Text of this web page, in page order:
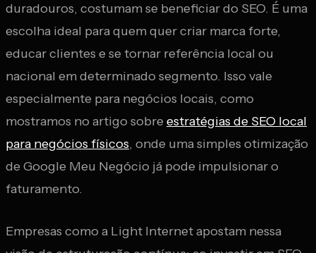
duradouros, costumam se beneficiar do SEO. É uma
escolha ideal para quem quer criar marca forte,
educar clientes e se tornar referência local ou
nacional em determinado segmento. Isso vale
especialmente para negócios locais, como
mostramos no artigo sobre estratégias de SEO local
para negócios físicos, onde uma simples otimização
de Google Meu Negócio já pode impulsionar o
faturamento.
Empresas como a Light Internet apostam nessa